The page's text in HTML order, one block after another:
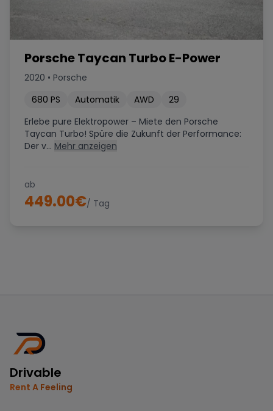
Porsche Taycan Turbo E-Power
2020 • Porsche
680 PS Automatik AWD
29
Erlebe pure Elektropower – Miete den Porsche
Taycan Turbo! Spüre die Zukunft der Performance:
Der v... Mehr anzeigen
ab
449.00€/ Tag
Drivable
Rent A Feeling